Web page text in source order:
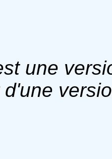
une